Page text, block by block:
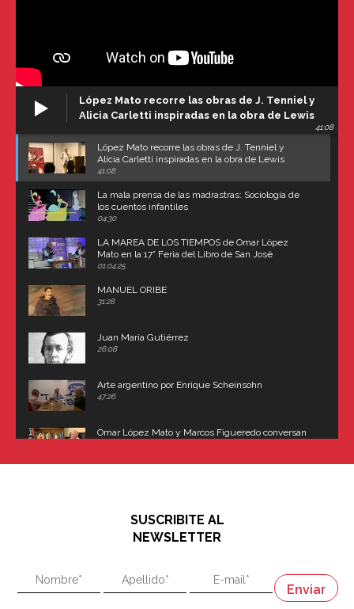
López Mato recorre las obras de J. Tenniel y
Alicia Carletti inspiradas en la obra de Lewis
41:08
López Mato recorre las obras de J. Tenniel y
Alicia Carletti inspiradas en la obra de Lewis
Carroll
41:08
La mala prensa de las madrastras: Sociología de
los cuentos infantiles
04:30
LA MAREA DE LOS TIEMPOS de Omar López
Mato en la 17° Feria del Libro de San José
(Uruguay)
01:04:25
MANUEL ORIBE
31:28
Juan María Gutiérrez
26:08
Arte argentino por Enrique Scheinsohn
47:26
Omar López Mato y Marcos Figueredo conversan
"En política, la estupidez no es una desventaja"
"En política, la estupidez no es una desventaja"
Napoleón
SUSCRIBITE AL
NEWSLETTER